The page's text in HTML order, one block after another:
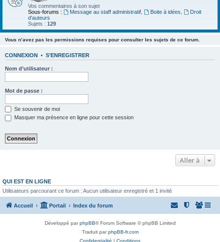
Vos commentaires à son sujet
Sous-forums :
Message au staff administratif, Boite à idées
Droit
d'auteurs
Sujets : 129
Vous n’avez pas les permissions requises pour consulter les sujets de ce forum.
CONNEXION • S’ENREGISTRER
Nom d’utilisateur :
Mot de passe :
Se souvenir de moi
Masquer ma présence en ligne pour cette session
Aller à
QUI EST EN LIGNE
Utilisateurs parcourant ce forum : Aucun utilisateur enregistré et 1 invité
Accueil Portail Index du forum
Développé parphpBB® Forum Software © phpBB Limited
Traduit parphpBB-fr.com
Confidentialité | Conditions